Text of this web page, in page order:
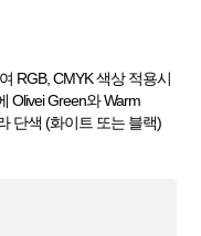
RGB, CMYK 색상 적용시
Olivei Green와 Warm
단색 (화이트 또는 블랙)